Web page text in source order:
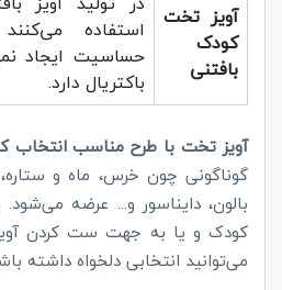
آویز تخت
کودک
بافتنی
استفاده
حساسیت ایجاد
باکتریال دارد.
آویز تخت با طرح مناسب انتخاب
گوناگونی چون خرس، ماه و
بالون، دایناسور و... عرضه
کودک و یا به جهت ست کردن آویز
می‌توانید انتخابی دلخواه داشته